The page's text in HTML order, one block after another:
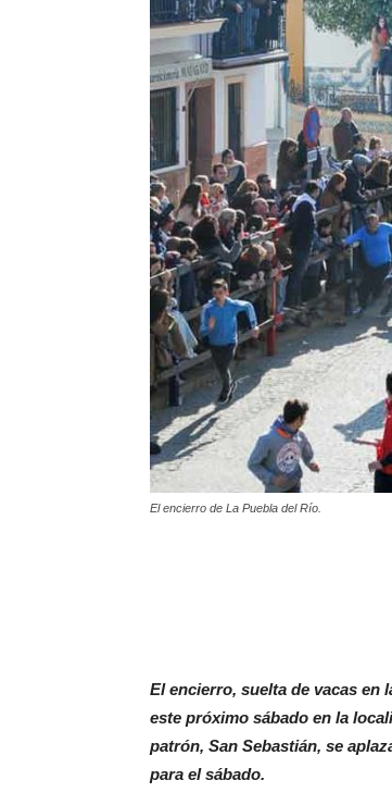
El encierro de La Puebla del Río.
El encierro, suelta de vacas en
este próximo sábado en la
patrón, San Sebastián, se
para el sábado.